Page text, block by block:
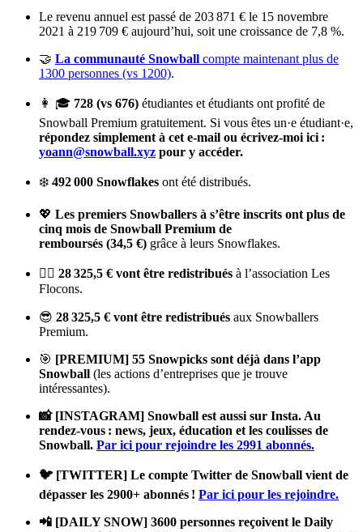
Le revenu annuel est passé de 203 871 € le 15 novembre
2021 à 219 709 € aujourd’hui, soit une croissance de 7,8 %.
🤝 La communauté Snowball compte maintenant plus de
1300 personnes (vs 1200).
👩 ‍🎓 728 (vs 676) étudiantes et étudiants ont profité de
Snowball Premium gratuitement. Si vous êtes un·e étudiant·e,
répondez simplement à cet e-mail ou écrivez-moi ici :
yoann@snowball.xyz pour y accéder.
❄️ 492 000 Snowflakes ont été distribués.
💖 Les premiers Snowballers à s’être inscrits ont plus de
cinq mois de Snowball Premium de
remboursés (34,5 €) grâce à leurs Snowflakes.
💁‍♀️ 28 325,5 € vont être redistribués à l’association Les
Flocons.
😎 28 325,5 € vont être redistribués aux Snowballers
Premium.
🎯 [PREMIUM] 55 Snowpicks sont déjà dans l’app
Snowball (les actions d’entreprises que je trouve
intéressantes).
📸 [INSTAGRAM] Snowball est aussi sur Insta. Au
rendez-vous : news, jeux, éducation et les coulisses de
Snowball. Par ici pour rejoindre les 2991 abonnés.
🐦 [TWITTER] Le compte Twitter de Snowball vient de
dépasser les 2900+ abonnés ! Par ici pour les rejoindre.
📲 [DAILY SNOW] 3600 personnes reçoivent le Daily